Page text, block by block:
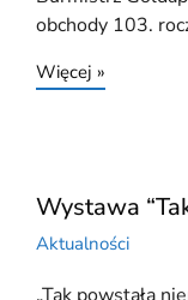
obchody 103.
Więcej »
Wystawa
Aktualności